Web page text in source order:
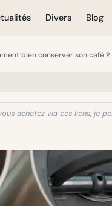
Divers Blog
bien conserver son café ?
achetez via ces liens, je